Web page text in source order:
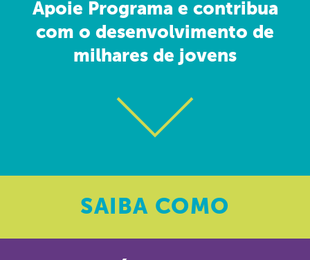
Apoie Programa e contribua
com o desenvolvimento de
milhares de jovens
SAIBA COMO